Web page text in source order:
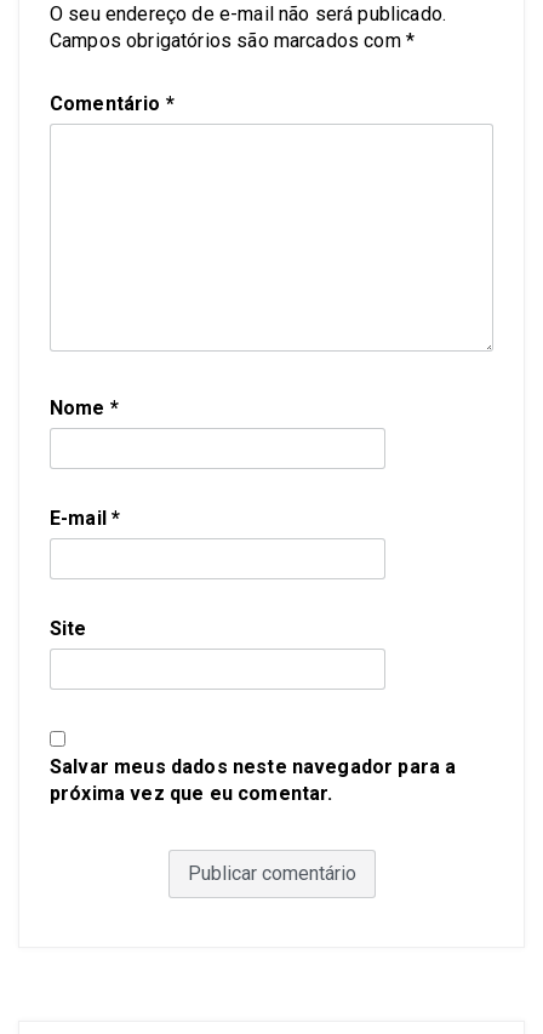
O seu endereço de e-mail não será publicado.
Campos obrigatórios são marcados com *
Comentário *
Nome *
E-mail*
Site
Salvar meus dados neste navegador para a
próxima vez que eu comentar.